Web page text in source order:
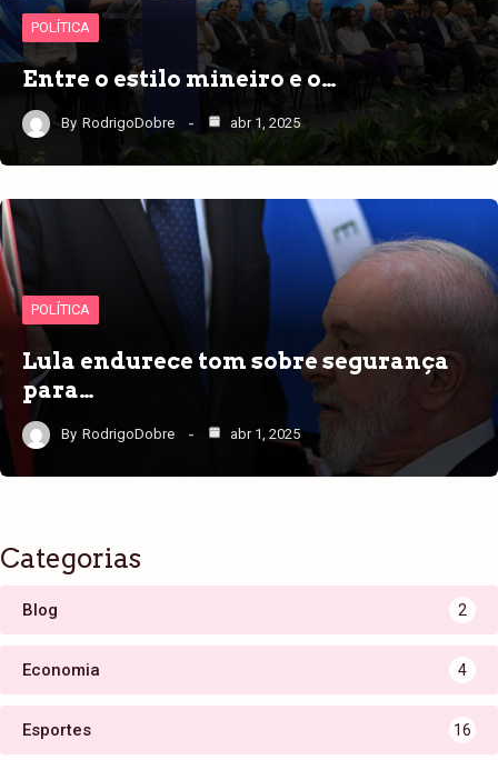
POLÍTICA
Entre o estilo mineiro e o…
By RodrigoDobre abr 1, 2025
POLÍTICA
Lula endurece tom sobre segurança
para…
By RodrigoDobre abr 1, 2025
Categorias
Blog 2
Economia 4
Esportes 16